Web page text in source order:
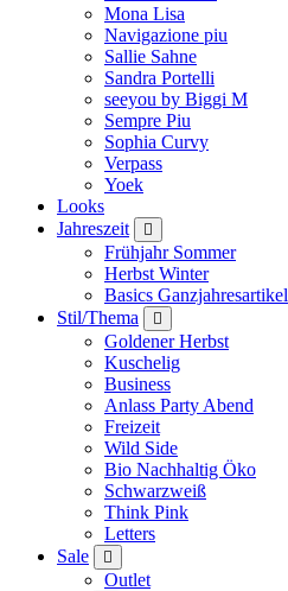
Mona Lisa
Navigazione piu
Sallie Sahne
Sandra Portelli
seeyou by Biggi M
Sempre Piu
Sophia Curvy
Verpass
Yoek
Looks
Jahreszeit
Frühjahr Sommer
Herbst Winter
Basics Ganzjahresartikel
Stil/Thema
Goldener Herbst
Kuschelig
Business
Anlass Party Abend
Freizeit
Wild Side
Bio Nachhaltig Öko
Schwarzweiß
Think Pink
Letters
Sale
Outlet